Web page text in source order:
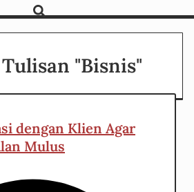
"Bisnis"
dengan Klien Agar
Mulus